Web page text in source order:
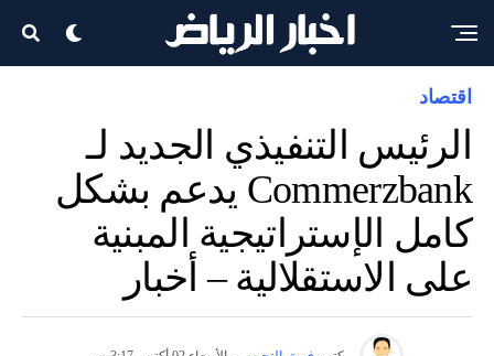
اقتصاد
الرئيس التنفيذي الجديد لـ
Commerzbank يدعم بشكل
كامل الإستراتيجية المبنية
على الاستقلالية – أخبار